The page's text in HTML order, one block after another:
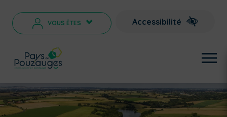
VOUS ÊTES > Accessibilité